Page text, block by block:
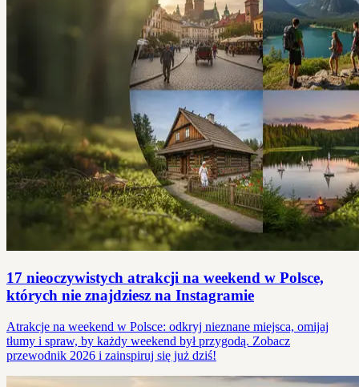
17 nieoczywistych atrakcji na weekend w Polsce,
których nie znajdziesz na Instagramie
Atrakcje na weekend w Polsce: odkryj nieznane miejsca, omijaj
tłumy i spraw, by każdy weekend był przygodą. Zobacz
przewodnik 2026 i zainspiruj się już dziś!